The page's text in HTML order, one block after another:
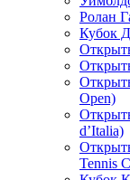
Ролан
Кубок
Open)
d’Italia)
Tennis